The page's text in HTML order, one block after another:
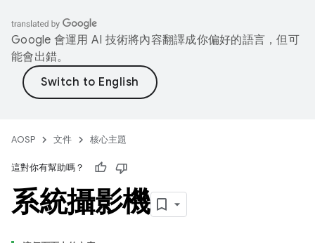
Google 會運用 AI 技術將內容翻譯成你偏好的語言，但可
能會出錯。
AOSP 文件 核心主題
這對你有幫助嗎？
系統攝影機